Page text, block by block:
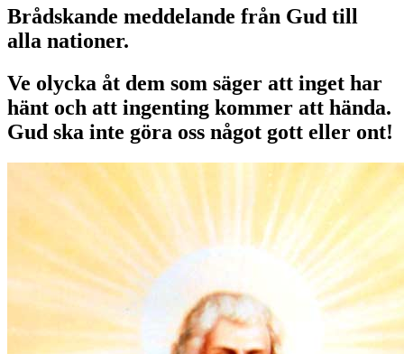
Brådskande meddelande från Gud till
alla nationer.
Ve olycka åt dem som säger att inget har
hänt och att ingenting kommer att hända.
Gud ska inte göra oss något gott eller ont!